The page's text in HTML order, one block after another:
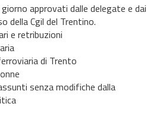
approvati dalle delegate e dai
della Cgil del Trentino.
e retribuzioni
di Trento
senza modifiche dalla